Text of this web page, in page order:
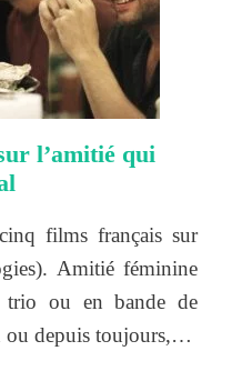
l’amitié qui
films français sur
Amitié féminine
trio ou en bande de
ou depuis toujours,…